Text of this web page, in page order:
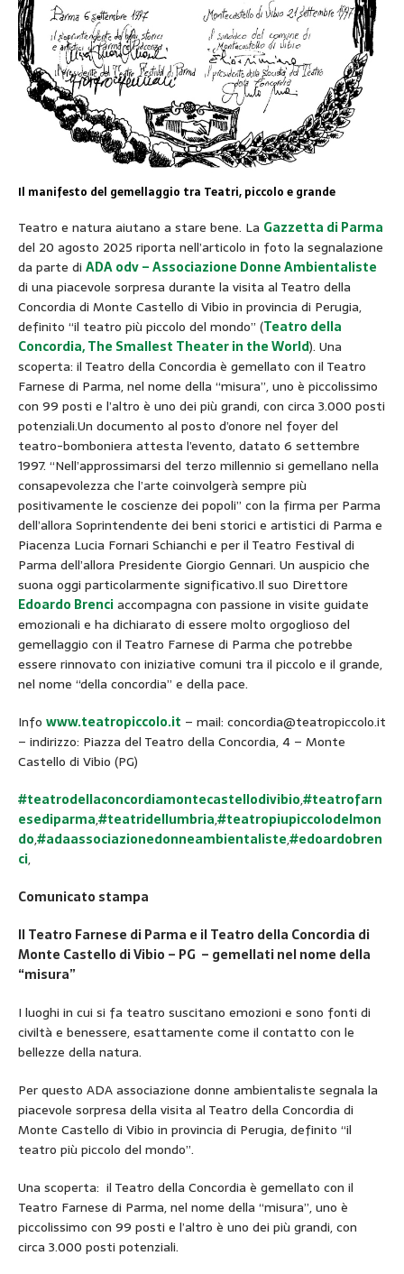
Il manifesto del gemellaggio tra Teatri, piccolo e grande
Teatro e natura aiutano a stare bene. La Gazzetta di Parma
del 20 agosto 2025 riporta nell’articolo in foto la segnalazione
da parte di ADA odv – Associazione Donne Ambientaliste
di una piacevole sorpresa durante la visita al Teatro della
Concordia di Monte Castello di Vibio in provincia di Perugia,
definito “il teatro più piccolo del mondo” (Teatro della
Concordia, The Smallest Theater in the World). Una
scoperta: il Teatro della Concordia è gemellato con il Teatro
Farnese di Parma, nel nome della “misura”, uno è piccolissimo
con 99 posti e l’altro è uno dei più grandi, con circa 3.000 posti
potenziali.Un documento al posto d’onore nel foyer del
teatro-bomboniera attesta l’evento, datato 6 settembre
1997. “Nell’approssimarsi del terzo millennio si gemellano nella
consapevolezza che l’arte coinvolgerà sempre più
positivamente le coscienze dei popoli” con la firma per Parma
dell’allora Soprintendente dei beni storici e artistici di Parma e
Piacenza Lucia Fornari Schianchi e per il Teatro Festival di
Parma dell’allora Presidente Giorgio Gennari. Un auspicio che
suona oggi particolarmente significativo.Il suo Direttore
Edoardo Brenciaccompagna con passione in visite guidate
emozionali e ha dichiarato di essere molto orgoglioso del
gemellaggio con il Teatro Farnese di Parma che potrebbe
essere rinnovato con iniziative comuni tra il piccolo e il grande,
nel nome “della concordia” e della pace.
Info www.teatropiccolo.it – mail: concordia@teatropiccolo.it
– indirizzo: Piazza del Teatro della Concordia, 4 – Monte
Castello di Vibio (PG)
#teatrodellaconcordiamontecastellodivibio,#teatrofarn
esediparma,#teatridellumbria,#teatropiupiccolodelmon
do,#adaassociazionedonneambientaliste,#edoardobren
ci,
Comunicato stampa
Il Teatro Farnese di Parma e il Teatro della Concordia di
Monte Castello di Vibio – PG – gemellati nel nome della
“misura”
I luoghi in cui si fa teatro suscitano emozioni e sono fonti di
civiltà e benessere, esattamente come il contatto con le
bellezze della natura.
Per questo ADA associazione donne ambientaliste segnala la
piacevole sorpresa della visita al Teatro della Concordia di
Monte Castello di Vibio in provincia di Perugia, definito “il
teatro più piccolo del mondo”.
Una scoperta: il Teatro della Concordia è gemellato con il
Teatro Farnese di Parma, nel nome della “misura”, uno è
piccolissimo con 99 posti e l’altro è uno dei più grandi, con
circa 3.000 posti potenziali.